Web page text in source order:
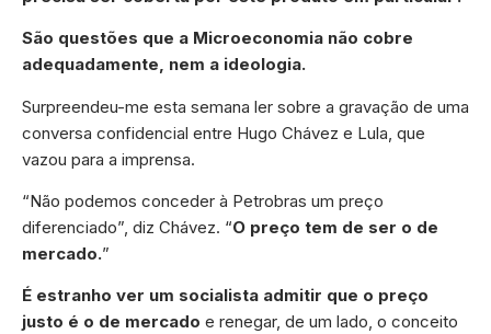
São questões que a Microeconomia não cobre
adequadamente, nem a ideologia.
Surpreendeu-me esta semana ler sobre a gravação de uma
conversa confidencial entre Hugo Chávez e Lula, que
vazou para a imprensa.
“Não podemos conceder à Petrobras um preço
diferenciado”, diz Chávez. “O preço tem de ser o de
mercado.”
É estranho ver um socialista admitir que o preço
justo é o de mercado e renegar, de um lado, o conceito